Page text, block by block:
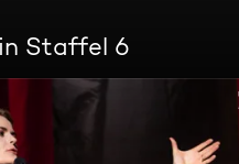
Staffel 6